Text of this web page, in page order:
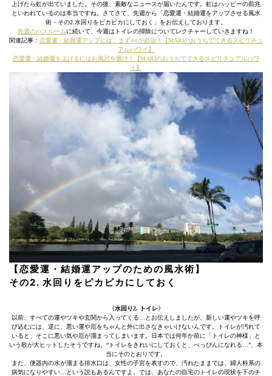
上げたら虹が出ていました。その後、素敵なニュースが届いたんです。虹はハッピーの前兆
といわれているのは本当ですね。さてさて、先週から「恋愛運・結婚運をアップさせる風水
術・その2.水回りをピカピカにしておく」をお伝えしております。
先週のバスルームに続いて、今週はトイレの掃除についてレクチャーしていきますね！
関連記事： 恋愛運・結婚運アップには、まず○○が必須！【MARIのおうちでできるスピリチュ
アルハワイ】
恋愛運・結婚運を上げるにはお風呂を磨け！【MARIのおうちでできるスピリチュアルハワ
イ】
【恋愛運・結婚運アップのための風水術】
その2. 水回りをピカピカにしておく
〈水回り2. トイレ〉
以前、すべての運やツキや玄関から入ってくる…とお伝えしましたが、新しい運やツキを呼
び込むには、逆に、悪い運や厄をちゃんと外に出さなきゃいけないんです。トイレが汚れて
いると、そこに悪い気や厄が溜まってしまいます。日本では何年か前に「トイレの神様」と
いう歌が大ヒットしたそうですね。“トイレをきれいにしておくと、べっぴんになれる…”、本
当にそのとおりです。
また、便器内の水が溜まる排水口は、女性の子宮を表すので、汚れたままでは、婦人科系の
病気になりやすい…という説もあるんですよ。では、あなたの自宅のトイレの現状を下のチ